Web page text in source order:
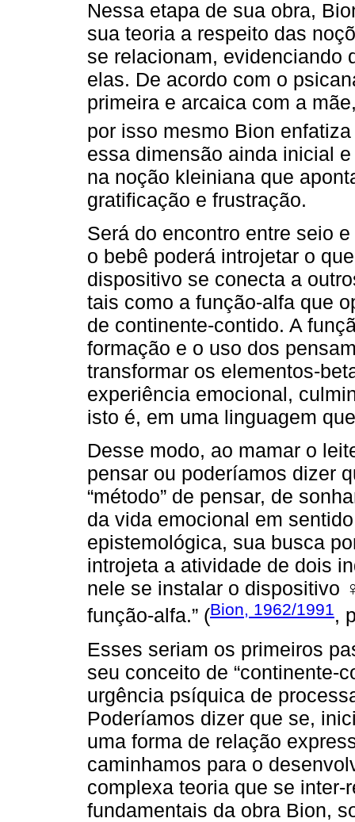
Nessa etapa de sua obra,
sua teoria a respeito das
se relacionam, evidenciando
elas. De acordo com o
primeira e arcaica com a
por isso mesmo Bion enfatiza
essa dimensão ainda inicial
na noção kleiniana que
gratificação e frustração.
Será do encontro entre seio
o bebê poderá introjetar o
dispositivo se conecta a
tais como a função-alfa que
de continente-contido. A
formação e o uso dos
transformar os elementos-
experiência emocional,
isto é, em uma linguagem
Desse modo, ao mamar o
pensar ou poderíamos dizer
“método” de pensar, de
da vida emocional em
epistemológica, sua busca
introjeta a atividade de dois
nele se instalar o dispositivo
função-alfa.” (Bion, 1962/1991,
Esses seriam os primeiros
seu conceito de “continente-
urgência psíquica de
Poderíamos dizer que se,
uma forma de relação
caminhamos para o
complexa teoria que se
fundamentais da obra Bion,